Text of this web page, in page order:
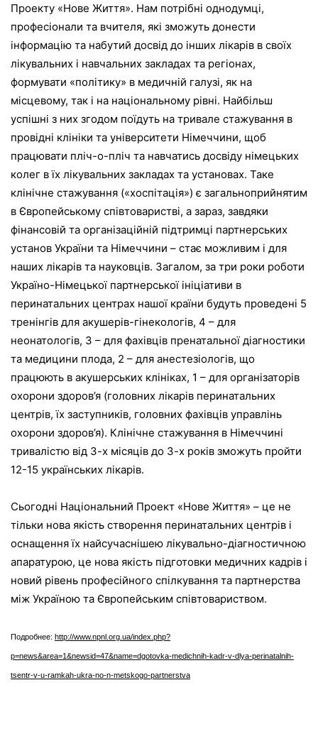
Проекту «Нове Життя». Нам потрібні однодумці,
професіонали та вчителя, які зможуть донести
інформацію та набутий досвід до інших лікарів в своїх
лікувальних і навчальних закладах та регіонах,
формувати «політику» в медичній галузі, як на
місцевому, так і на національному рівні. Найбільш
успішні з них згодом поїдуть на тривале стажування в
провідні клініки та університети Німеччини, щоб
працювати пліч-о-пліч та навчатись досвіду німецьких
колег в їх лікувальних закладах та установах. Таке
клінічне стажування («хоспітація») є загальноприйнятим
в Європейському співтоваристві, а зараз, завдяки
фінансовій та організаційній підтримці партнерських
установ України та Німеччини – стає можливим і для
наших лікарів та науковців. Загалом, за три роки роботи
Україно-Німецької партнерської ініціативи в
перинатальних центрах нашої країни будуть проведені 5
тренінгів для акушерів-гінекологів, 4 – для
неонатологів, 3 – для фахівців пренатальної діагностики
та медицини плода, 2 – для анестезіологів, що
працюють в акушерських клініках, 1 – для організаторів
охорони здоров’я (головних лікарів перинатальних
центрів, їх заступників, головних фахівців управлінь
охорони здоров’я). Клінічне стажування в Німеччині
тривалістю від 3-х місяців до 3-х років зможуть пройти
12-15 українських лікарів.
Сьогодні Національний Проект «Нове Життя» – це не
тільки нова якість створення перинатальних центрів і
оснащення їх найсучаснішею лікувально-діагностичною
апаратурою, це нова якість підготовки медичних кадрів і
новий рівень професійного спілкування та партнерства
між Україною та Європейським співтовариством.
Подробнее: http://www.npnl.org.ua/index.php?
p=news&area=1&newsid=47&name=dgotovka-medichnih-kadr-v-dlya-perinatalnih-
tsentr-v-u-ramkah-ukra-no-n-metskogo-partnerstva